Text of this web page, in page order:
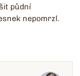
půdní
nepomrzl.